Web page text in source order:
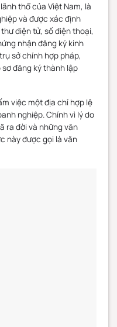
thổ của Việt Nam, là
và được xác định
điện tử, số điện thoại,
nhận đăng ký kinh
sở chính hợp pháp,
đăng ký thành lập
việc một địa chỉ hợp lệ
nghiệp. Chính vì lý do
ra đời và những văn
này được gọi là văn